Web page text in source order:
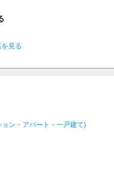
見る
ン・アパート・一戸建て)